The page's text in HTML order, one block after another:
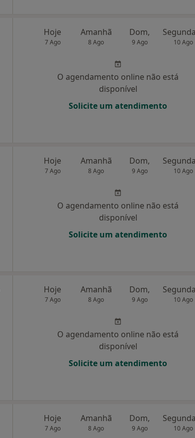
Hoje
7 Ago
Amanhã
8 Ago
Dom,
9 Ago 10 Ago
O agendamento online não está
disponível
Solicite um atendimento
Hoje
7 Ago
Amanhã
8 Ago
Dom,
9 Ago 10 Ago
O agendamento online não está
disponível
Solicite um atendimento
Hoje
7 Ago
Amanhã
8 Ago
Dom,
9 Ago 10 Ago
O agendamento online não está
disponível
Solicite um atendimento
Hoje
7 Ago
Amanhã
8 Ago
Dom,
9 Ago 10 Ago